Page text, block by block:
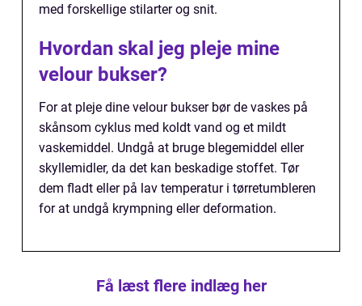
med forskellige stilarter og snit.
Hvordan skal jeg pleje mine
velour bukser?
For at pleje dine velour bukser bør de vaskes på
skånsom cyklus med koldt vand og et mildt
vaskemiddel. Undgå at bruge blegemiddel eller
skyllemidler, da det kan beskadige stoffet. Tør
dem fladt eller på lav temperatur i tørretumbleren
for at undgå krympning eller deformation.
Få læst flere indlæg her